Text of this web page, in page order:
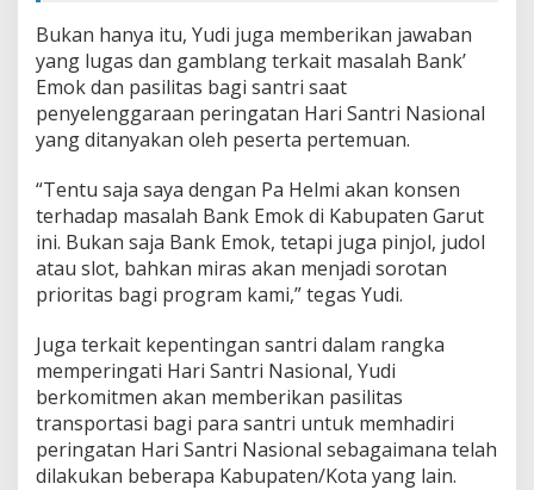
Bukan hanya itu, Yudi juga memberikan jawaban
yang lugas dan gamblang terkait masalah Bank’
Emok dan pasilitas bagi santri saat
penyelenggaraan peringatan Hari Santri Nasional
yang ditanyakan oleh peserta pertemuan.
“Tentu saja saya dengan Pa Helmi akan konsen
terhadap masalah Bank Emok di Kabupaten Garut
ini. Bukan saja Bank Emok, tetapi juga pinjol, judol
atau slot, bahkan miras akan menjadi sorotan
prioritas bagi program kami,” tegas Yudi.
Juga terkait kepentingan santri dalam rangka
memperingati Hari Santri Nasional, Yudi
berkomitmen akan memberikan pasilitas
transportasi bagi para santri untuk memhadiri
peringatan Hari Santri Nasional sebagaimana telah
dilakukan beberapa Kabupaten/Kota yang lain.